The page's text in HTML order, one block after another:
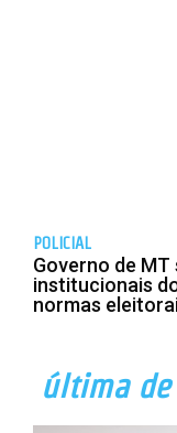
POLICIAL
Governo de
institucionais
normas
última